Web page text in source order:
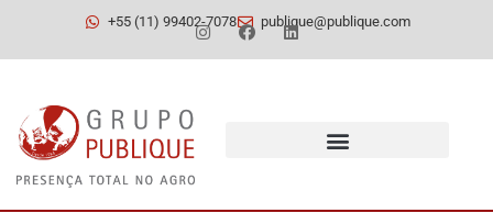
+55 (11) 99402-7078 publique@publique.com